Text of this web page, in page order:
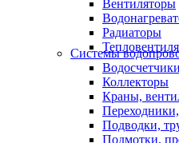
Вентиляторы
Радиаторы
Системы
Водосчетчики
Коллекторы
Краны,
Подводки,
Подмотки,